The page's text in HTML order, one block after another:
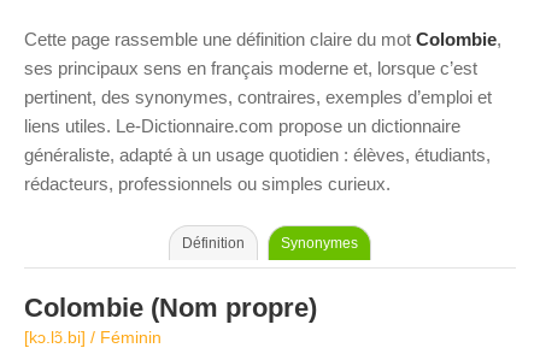
Cette page rassemble une définition claire du mot Colombie,
ses principaux sens en français moderne et, lorsque c’est
pertinent, des synonymes, contraires, exemples d’emploi et
liens utiles. Le-Dictionnaire.com propose un dictionnaire
généraliste, adapté à un usage quotidien : élèves, étudiants,
rédacteurs, professionnels ou simples curieux.
Définition Synonymes
Colombie (Nom propre)
[kɔ.lɔ̃.bi] / Féminin